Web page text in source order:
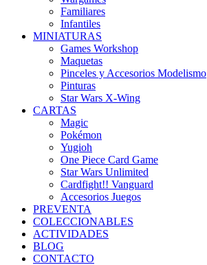
Familiares
Infantiles
MINIATURAS
Games Workshop
Maquetas
Pinceles y Accesorios Modelismo
Pinturas
Star Wars X-Wing
CARTAS
Magic
Pokémon
Yugioh
One Piece Card Game
Star Wars Unlimited
Cardfight!! Vanguard
Accesorios Juegos
PREVENTA
COLECCIONABLES
ACTIVIDADES
BLOG
CONTACTO